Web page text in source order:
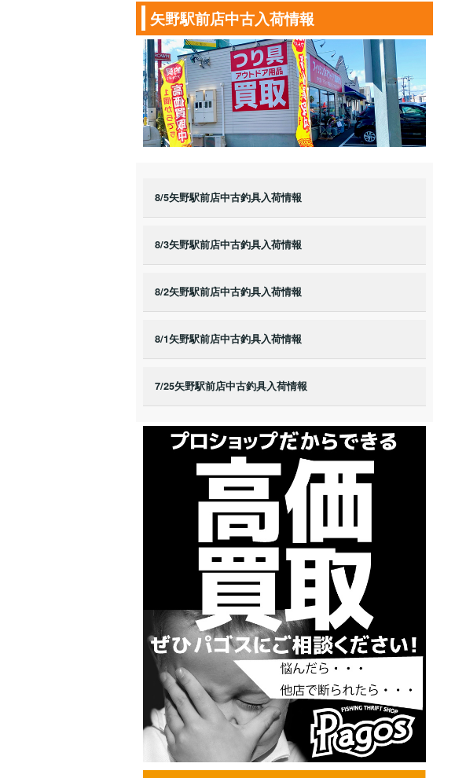
矢野駅前店中古入荷情報
8/5矢野駅前店中古釣具入荷情報
8/3矢野駅前店中古釣具入荷情報
8/2矢野駅前店中古釣具入荷情報
8/1矢野駅前店中古釣具入荷情報
7/25矢野駅前店中古釣具入荷情報